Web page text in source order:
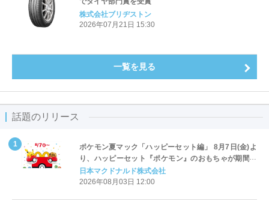
株式会社ブリヂストン
2026年07月21日 15:30
一覧を見る
話題のリリース
ポケモン夏マック「ハッピーセット編」 8月7日(金)よ
り、ハッピーセット『ポケモン』のおもちゃが期間限
定登場
日本マクドナルド株式会社
2026年08月03日 12:00